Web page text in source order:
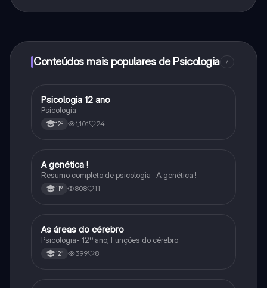
Conteúdos mais populares de Psicologia 7
Psicologia
Psicologia 12 ano
Psicologia
12º 1,101 24
Psicologia
A genética !
Resumo completo de psicologia- A genética !
11º 808 11
Psicologia
As áreas do cérebro
Psicologia- 12º ano, Funções do cérebro
12º 399 8